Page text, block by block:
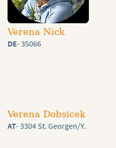
Verena Nick
DE- 35066
Verena Dobsicek
AT- 3304 St. Georgen/Y.